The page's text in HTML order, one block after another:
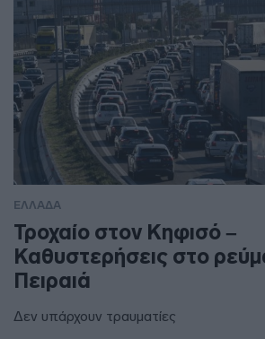
ΕΛΛΑΔΑ
Τροχαίο στον Κηφισό –
Καθυστερήσεις στο
Πειραιά
Δεν υπάρχουν τραυματίες